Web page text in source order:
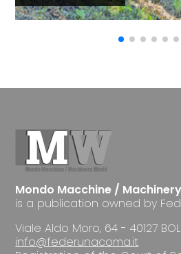
Mondo Macchine /
is a publication owned by
Viale Aldo Moro, 64 - 40127
info@federunacoma.it